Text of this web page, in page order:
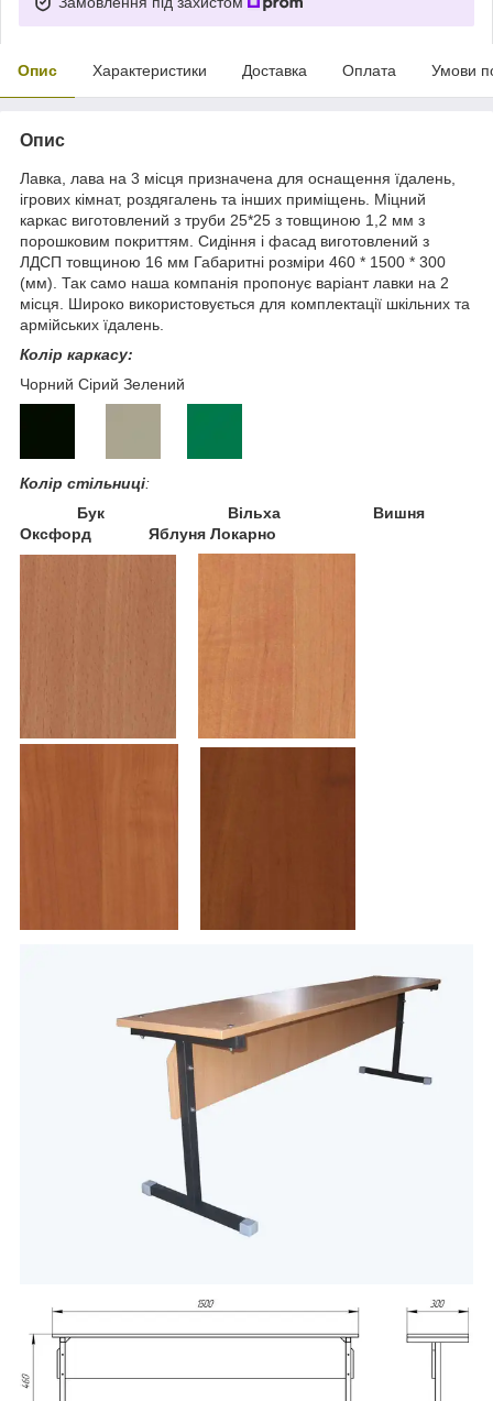
Опис Характеристики Доставка Оплата Умови
Опис
Лавка, лава на 3 місця призначена для оснащення їдалень,
ігрових кімнат, роздягалень та інших приміщень. Міцний
каркас виготовлений з труби 25*25 з товщиною 1,2 мм з
порошковим покриттям. Сидіння і фасад виготовлений з
ЛДСП товщиною 16 мм Габаритні розміри 460 * 1500 * 300
(мм). Так само наша компанія пропонує варіант лавки на 2
місця. Широко використовується для комплектації шкільних та
армійських їдалень.
Колір каркасу:
Чорний Сірий Зелений
Колір стільниці:
Бук
Вільха
Вишня
Оксфорд
Яблуня Локарно